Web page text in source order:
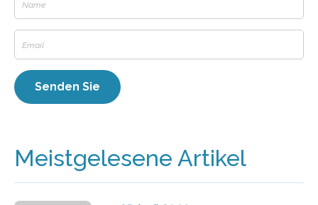
Meistgelesene Artikel